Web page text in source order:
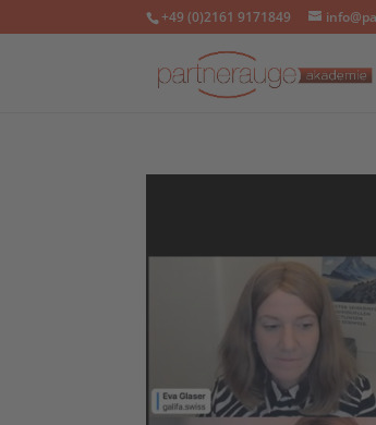
+49 (0)2161 9171849